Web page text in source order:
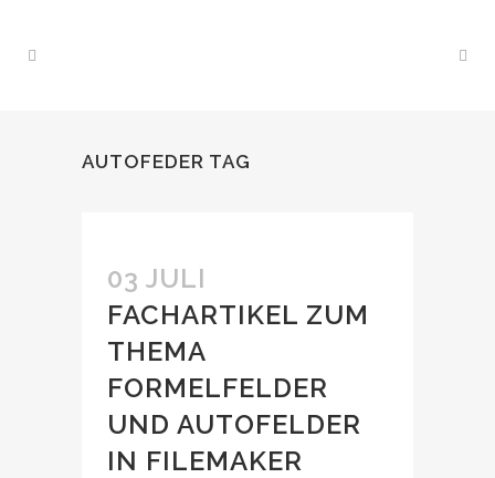
AUTOFEDER TAG
03 JULI
FACHARTIKEL ZUM
THEMA
FORMELFELDER
UND AUTOFELDER
IN FILEMAKER